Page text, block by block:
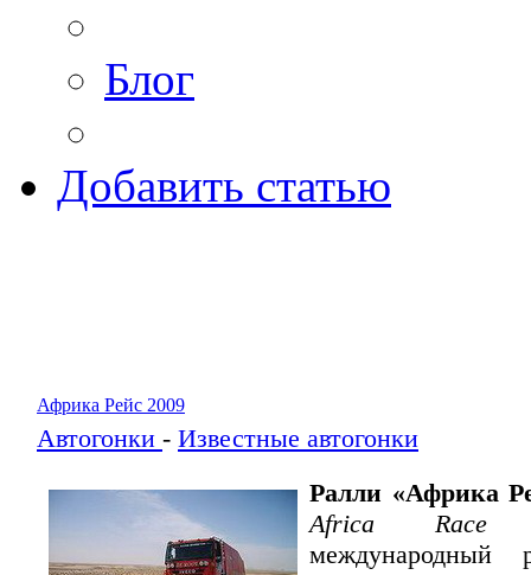
Блог
Добавить статью
Африка Рейс 2009
Автогонки - Известные автогонки
Ралли «Африка
Africa Race
международный